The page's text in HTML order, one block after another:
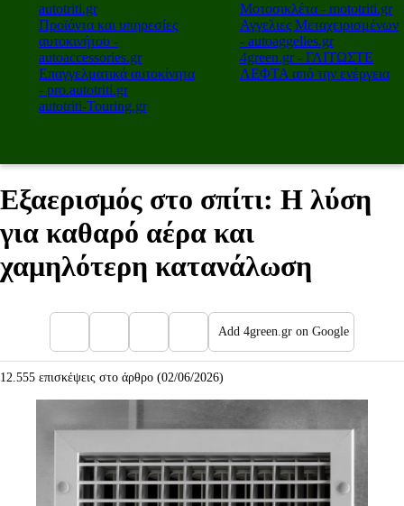
autotriti.gr
Προϊόντα και υπηρεσίες
αυτοκινήτου -
autoaccessories.gr
Επαγγελματικά αυτοκίνητα
- pro.autotriti.gr
autotriti-Touring.gr
Μοτοσικλέτα - mototriti.gr
Αγγελιες Μεταχειρισμένων
- autoaggelies.gr
4green.gr - ΓΛΙΤΩΣΤΕ
ΛΕΦΤΑ από την ενέργεια
Εξαερισμός στο σπίτι: Η λύση
για καθαρό αέρα και
χαμηλότερη κατανάλωση
Add 4green.gr on Google
12.555 επισκέψεις στο άρθρο (02/06/2026)